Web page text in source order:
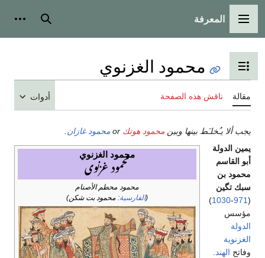
القائمة الرئيسية
المعرفة بحث
تبديل عرض جدول المحتويات
محمود الغزنوي
مقالة ناقش هذه الصفحة أدوات
يجب ألا يـُخلـَط بينها وبين محمود هوتك محمود غازان
محمود الغزنوي
محمود غزنوی
محمود محطم الأصنام
(الفارسية: محمود بت شکن)
يمين الدولة
أبو القاسم
محمود بن
سبك تگين
(
971
-
1030
)
مؤسس
الدولة
الغزنوية
وفاتح الهند